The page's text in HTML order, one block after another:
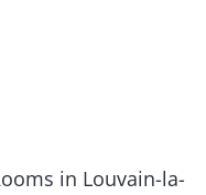
in Louvain-la-